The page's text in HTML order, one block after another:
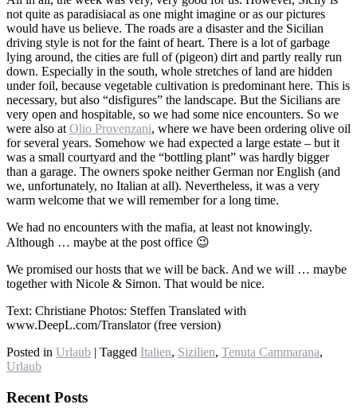
not quite as paradisiacal as one might imagine or as our pictures
would have us believe. The roads are a disaster and the Sicilian
driving style is not for the faint of heart. There is a lot of garbage
lying around, the cities are full of (pigeon) dirt and partly really run
down. Especially in the south, whole stretches of land are hidden
under foil, because vegetable cultivation is predominant here. This is
necessary, but also “disfigures” the landscape. But the Sicilians are
very open and hospitable, so we had some nice encounters. So we
were also at Olio Provenzani, where we have been ordering olive oil
for several years. Somehow we had expected a large estate – but it
was a small courtyard and the “bottling plant” was hardly bigger
than a garage. The owners spoke neither German nor English (and
we, unfortunately, no Italian at all). Nevertheless, it was a very
warm welcome that we will remember for a long time.
We had no encounters with the mafia, at least not knowingly.
Although … maybe at the post office 😉
We promised our hosts that we will be back. And we will … maybe
together with Nicole & Simon. That would be nice.
Text: Christiane Photos: Steffen Translated with
www.DeepL.com/Translator (free version)
Posted in Urlaub | Tagged Italien, Sizilien, Tenuta Cammarana,
Urlaub
Recent Posts